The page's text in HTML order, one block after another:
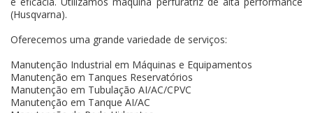
(Husqvarna).
Oferecemos uma grande variedade de serviços:
Manutenção Industrial em Máquinas e Equipamentos
Manutenção em Tanques Reservatórios
Manutenção em Tubulação AI/AC/CPVC
Manutenção em Tanque AI/AC